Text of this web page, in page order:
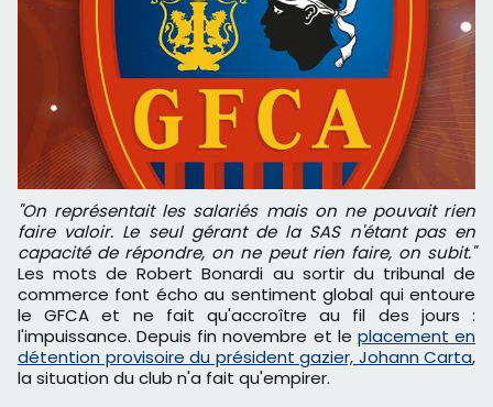
"On représentait les salariés mais on ne pouvait rien
faire valoir. Le seul gérant de la SAS n'étant pas en
capacité de répondre, on ne peut rien faire, on subit."
Les mots de Robert Bonardi au sortir du tribunal de
commerce font écho au sentiment global qui entoure
le GFCA et ne fait qu'accroître au fil des jours :
l'impuissance. Depuis fin novembre et le placement en
détention provisoire du président gazier, Johann Carta,
la situation du club n'a fait qu'empirer.